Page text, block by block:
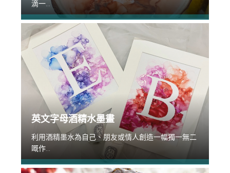
滴一...
英文字母酒精水墨畫
利用酒精墨水為自己、朋友或情人創造一幅獨一無二
嘅作...